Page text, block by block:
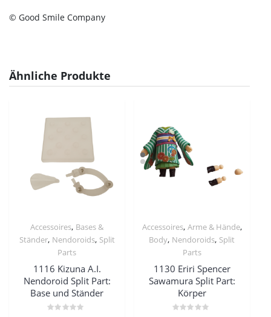
© Good Smile Company
Ähnliche Produkte
Accessoires, Bases &
Ständer, Nendoroids, Split
Parts
1116 Kizuna A.I.
Nendoroid Split Part:
Base und Ständer
Accessoires, Arme & Hände,
Body, Nendoroids, Split
Parts
1130 Eriri Spencer
Sawamura Split Part:
Körper